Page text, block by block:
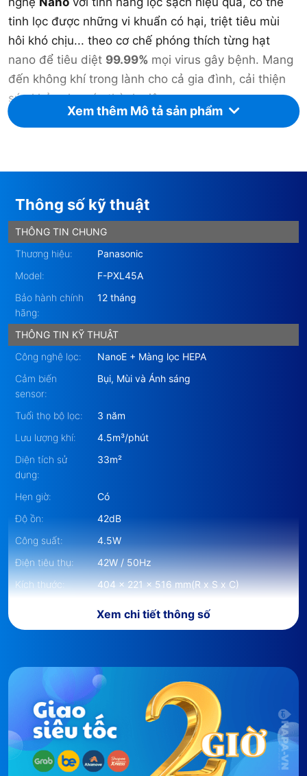
tinh lọc được những vi khuẩn có hại, triệt tiêu mùi
hôi khó chịu... theo cơ chế phóng thích từng hạt
nano để tiêu diệt 99.99% mọi virus gây bệnh. Mang
đến không khí trong lành cho cả gia đình, cải thiện
sức khỏe cho các thành viên.
Công nghệ được các chuyên gia nghiên cứu và ứng
hấp thụ Hydro tạo thành nước và ức chế hoạt động
của vi khuẩn.Hiệu quả được tạo ra phụ thuộc vào số
lượng gốc OH được máy sản xuất, trung bình số
lượng gốc OH được tạo ra mỗi giây khoảng 480 tỷ.
Cụ thể, lợi ích của công nghệ Nano trong máy lọc
không khí gia đình Panasonic F-PXJ30A sẽ
loại bỏ
tối đa 99.99% virus cúm H1N1, H5N1 và đặc biệt là
khuẩn Ecoli. Sau khi tiếp xúc với từng hạt tinh thể
nano, thì sau 6 giờ mọi vi khuẩn sẽ bị vô hiệu hóa
Xem thêm Mô tả sản phẩm
Thông số kỹ thuật
THÔNG TIN CHUNG
Thương hiệu:
Panasonic
Model:
F-PXL45A
Bảo hành chính
hãng:
12 tháng
THÔNG TIN KỸ THUẬT
Công nghệ lọc:
NanoE + Màng lọc HEPA
Cảm biến
sensor:
Bụi, Mùi và Ánh sáng
Tuổi thọ bộ lọc:
3 năm
Lưu lượng khí:
4.5m³/phút
Diện tích sử
dụng:
33m²
Hẹn giờ:
Có
Độ ồn:
42dB
Công suất:
4.5W
Điện tiêu thụ:
42W / 50Hz
Kích thước:
404 x 221 x 516 mm(R x S x C)
Trọng lượng:
5.9kg
Xem chi tiết thông số